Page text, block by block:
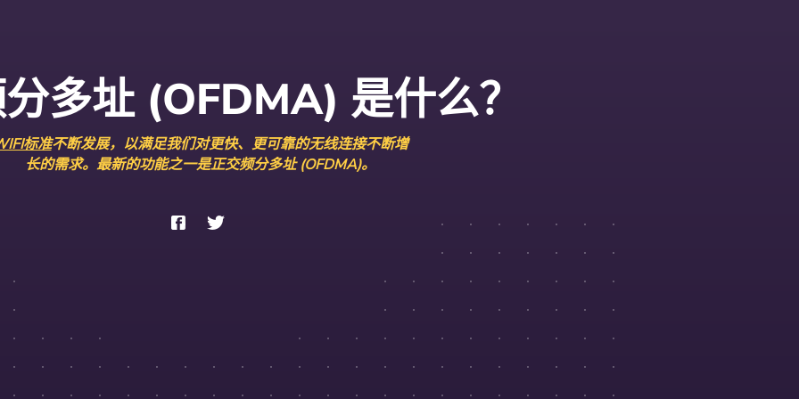
多址 (OFDMA) 是什么？
标准不断发展，以满足我们对更快、更可靠的无线连接不断增
长的需求。最新的功能之一是正交频分多址 (OFDMA)。